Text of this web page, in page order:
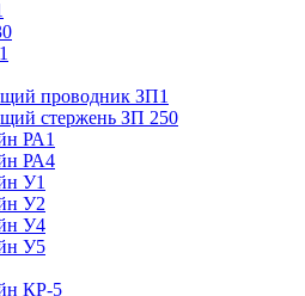
проводник ЗП1
стержень ЗП 250
РА1
РА4
У1
У2
У4
У5
КР-5